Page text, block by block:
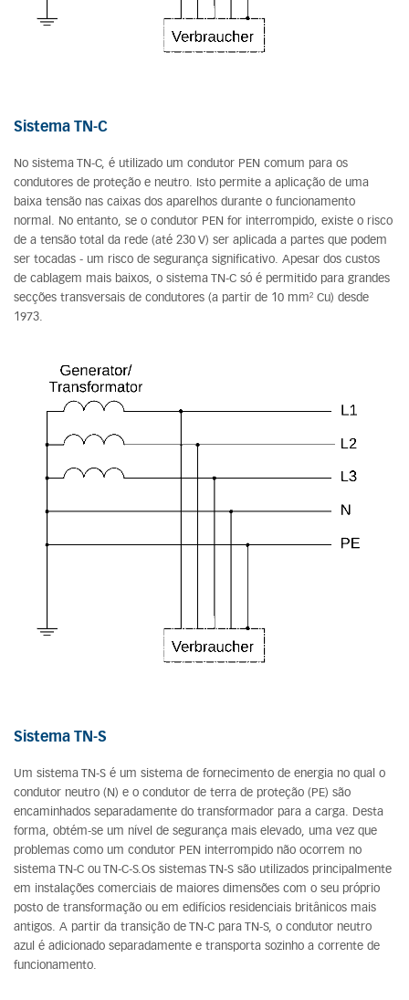
Sistema TN-C
No sistema TN-C, é utilizado um condutor PEN comum para os
condutores de proteção e neutro. Isto permite a aplicação de uma
baixa tensão nas caixas dos aparelhos durante o funcionamento
normal. No entanto, se o condutor PEN for interrompido, existe o risco
de a tensão total da rede (até 230 V) ser aplicada a partes que podem
ser tocadas - um risco de segurança significativo. Apesar dos custos
de cablagem mais baixos, o sistema TN-C só é permitido para grandes
secções transversais de condutores (a partir de 10 mm² Cu) desde
1973.
Sistema TN-S
Um sistema TN-S é um sistema de fornecimento de energia no qual o
condutor neutro (N) e o condutor de terra de proteção (PE) são
encaminhados separadamente do transformador para a carga. Desta
forma, obtém-se um nível de segurança mais elevado, uma vez que
problemas como um condutor PEN interrompido não ocorrem no
sistema TN-C ou TN-C-S.Os sistemas TN-S são utilizados principalmente
em instalações comerciais de maiores dimensões com o seu próprio
posto de transformação ou em edifícios residenciais britânicos mais
antigos. A partir da transição de TN-C para TN-S, o condutor neutro
azul é adicionado separadamente e transporta sozinho a corrente de
funcionamento.